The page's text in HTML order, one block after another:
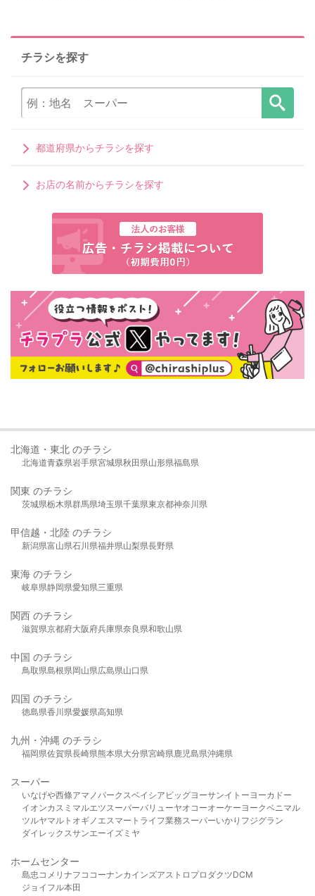
チラシを探す
都道府県からチラシを探す
お店の名前からチラシを探す
北海道・東北 のチラシ
北海道青森県岩手県宮城県秋田県山形県福島県
関東 のチラシ
茨城県栃木県群馬県埼玉県千葉県東京都神奈川県
甲信越・北陸 のチラシ
新潟県富山県石川県福井県山梨県長野県
東海 のチラシ
岐阜県静岡県愛知県三重県
関西 のチラシ
滋賀県京都府大阪府兵庫県奈良県和歌山県
中国 のチラシ
鳥取県島根県岡山県広島県山口県
四国 のチラシ
徳島県香川県愛媛県高知県
九州・沖縄 のチラシ
福岡県佐賀県長崎県熊本県大分県宮崎県鹿児島県沖縄県
スーパー
いなげや西條アマノパークスベイシア ビッグヨーサンイトーヨーカドー
イオンカスミ マルエツスーパーバリューヤオコーオーケー ヨークベニマル
ツルヤマルト オギノ エスマート ライフ業務スーパーいかり フジグラン
ダイレックスサンエーイズミヤ
ホームセンター
島忠 コメリ ナフコ コーナンカインズアストロプロダクツDCM
ジョイフル本田